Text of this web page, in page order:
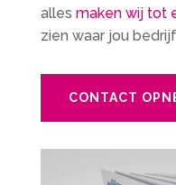
alles maken wij tot
zien waar jou
CONTACT